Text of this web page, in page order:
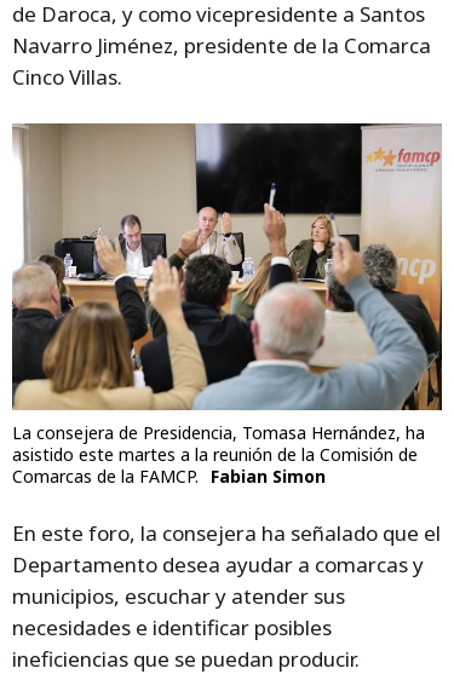
de Daroca, y como vicepresidente a Santos
Navarro Jiménez, presidente de la Comarca
Cinco Villas.
La consejera de Presidencia, Tomasa Hernández, ha
asistido este martes a la reunión de la Comisión de
Comarcas de la FAMCP.
Fabian Simon
En este foro, la consejera ha señalado que el
Departamento desea ayudar a comarcas y
municipios, escuchar y atender sus
necesidades e identificar posibles
ineficiencias que se puedan producir.